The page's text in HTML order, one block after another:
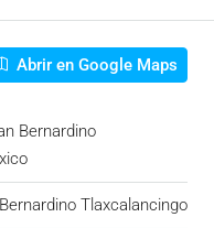
Abrir en Google Maps
Bernardino
Tlaxcalancingo